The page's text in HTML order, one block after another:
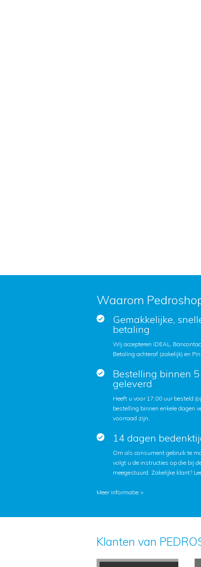
Waarom
Gemakkelijke,
betaling
Wij accepteren iDEAL,
Betaling achteraf (zakelijk) en
Bestelling binnen
geleverd
Heeft u voor 17:00 uur besteld
bestelling binnen enkele dagen
voorraad zijn.
14 dagen
Om als consument gebruik te
volgt u de instructies op die bij
meegestuurd. Zakelijke klant?
Meer informatie >
Klanten van